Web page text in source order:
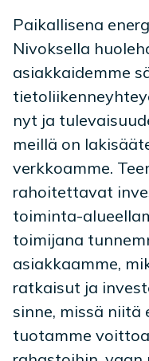
Paikallisena
Nivoksella
asiakkaidemme
nyt ja
meillä on
verkkoamme.
rahoitettavat
toiminta-
toimijana
asiakkaamme,
ratkaisut ja
sinne, missä niitä
tuotamme